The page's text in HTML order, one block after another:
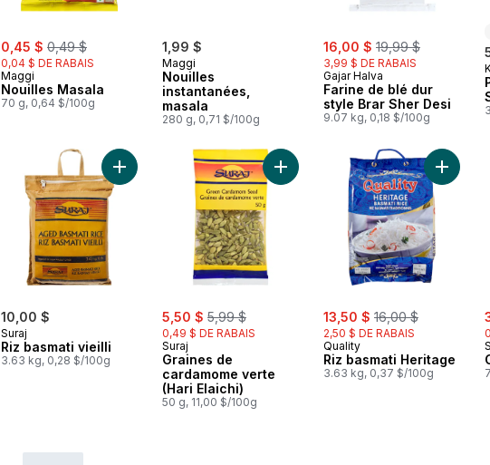
sale:
0,45 $ , formerly:
0,49 $
0,04 $ DE RABAIS
Maggi
Nouilles Masala
70 g, 0,64 $/100g
1,99 $
Maggi
Nouilles
instantanées,
masala
280 g, 0,71 $/100g
sale:
16,00 $ , formerly:
19,99 $
3,99 $ DE RABAIS
Gajar Halva
Farine de blé dur
style Brar Sher Desi
9.07 kg, 0,18 $/100g
10,00 $
Suraj
Riz basmati vieilli
3.63 kg, 0,28 $/100g
Ajouter Riz basmati vieilli au panier
sale:
5,50 $ , formerly:
5,99 $
0,49 $ DE RABAIS
Suraj
Graines de
cardamome verte
(Hari Elaichi)
50 g, 11,00 $/100g
Ajouter Graines de cardamome
sale:
13,50 $ , formerly:
16,00 $
2,50 $ DE RABAIS
Quality
Riz basmati Heritage
3.63 kg, 0,37 $/100g
Ajouter